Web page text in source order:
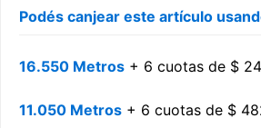
Podés canjear este artículo
16.550 Metros + 6 cuotas de $
11.050 Metros + 6 cuotas de $